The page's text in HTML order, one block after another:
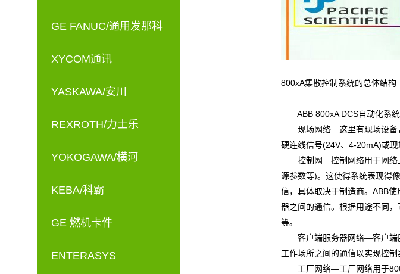
GE FANUC/通用发那科
XYCOM通讯
YASKAWA/安川
REXROTH/力士乐
YOKOGAWA/横河
KEBA/科霸
GE 燃机卡件
ENTERASYS
800xA集散控制系统的总体结构
ABB 800xA DCS自动化系统
现场网络—这里有现场设备，
硬连线信号(24V、4-20mA)或
控制网—控制网络用于网络上
源参数等)。这使得系统表现得
信，具体取决于制造商。ABB
器之间的通信。根据用途不同
等。
客户端服务器网络—客户端服
工作场所之间的通信以实现控
工厂网络—工厂网络用于